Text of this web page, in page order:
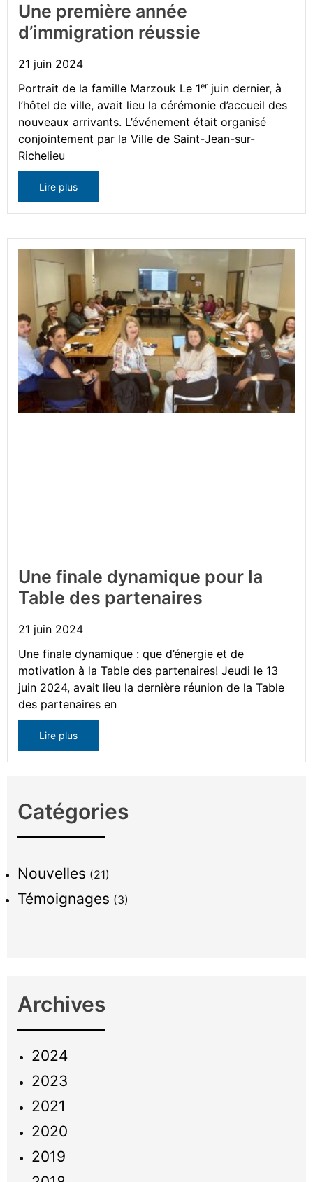
Une première année
d’immigration réussie
21 juin 2024
Portrait de la famille Marzouk Le 1ᵉʳ juin dernier, à
l’hôtel de ville, avait lieu la cérémonie d’accueil des
nouveaux arrivants. L’événement était organisé
conjointement par la Ville de Saint-Jean-sur-
Richelieu
Lire plus
Une finale dynamique pour la
Table des partenaires
21 juin 2024
Une finale dynamique : que d’énergie et de
motivation à la Table des partenaires! Jeudi le 13
juin 2024, avait lieu la dernière réunion de la Table
des partenaires en
Lire plus
Catégories
Nouvelles (21)
Témoignages (3)
Archives
2024
2023
2021
2020
2019